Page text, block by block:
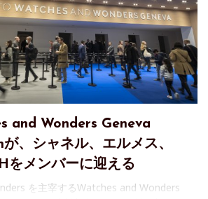
and Wonders Geneva
、シャネル、エルメス、
をメンバーに迎える
を主宰するWatches and Wonders